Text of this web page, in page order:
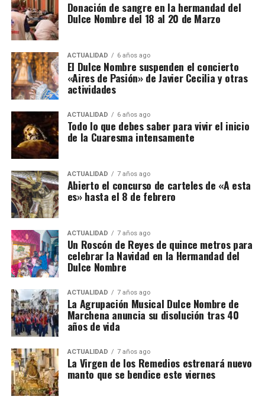
Donación de sangre en la hermandad del
Dulce Nombre del 18 al 20 de Marzo
ACTUALIDAD 6 años ago
El Dulce Nombre suspenden el concierto
«Aires de Pasión» de Javier Cecilia y otras
actividades
ACTUALIDAD 6 años ago
Todo lo que debes saber para vivir el inicio
de la Cuaresma intensamente
ACTUALIDAD 7 años ago
Abierto el concurso de carteles de «A esta
es» hasta el 8 de febrero
ACTUALIDAD 7 años ago
Un Roscón de Reyes de quince metros para
celebrar la Navidad en la Hermandad del
Dulce Nombre
ACTUALIDAD 7 años ago
La Agrupación Musical Dulce Nombre de
Marchena anuncia su disolución tras 40
años de vida
ACTUALIDAD 7 años ago
La Virgen de los Remedios estrenará nuevo
manto que se bendice este viernes